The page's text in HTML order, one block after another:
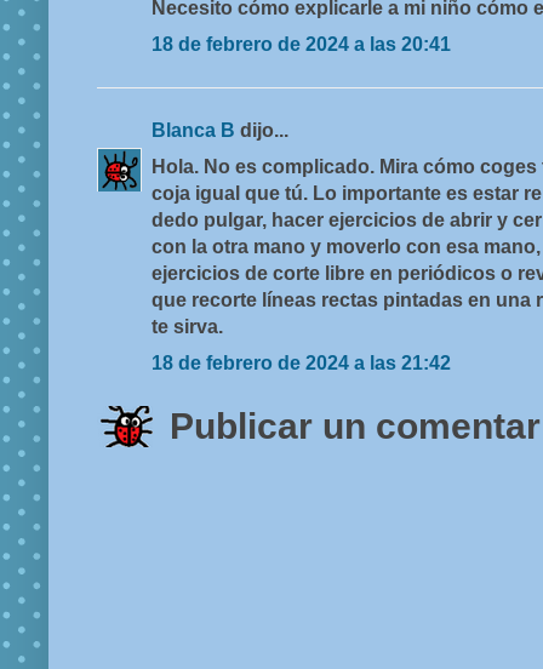
Necesito cómo explicarle a mi niño cómo
18 de febrero de 2024 a las 20:41
Blanca B dijo...
Hola. No es complicado. Mira cómo
coja igual que tú. Lo importante es estar
dedo pulgar, hacer ejercicios de abrir y
con la otra mano y moverlo con esa
ejercicios de corte libre en periódicos o
que recorte líneas rectas pintadas en una
te sirva.
18 de febrero de 2024 a las 21:42
Publicar un